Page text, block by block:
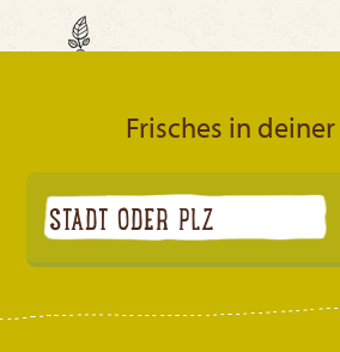
Frisches in